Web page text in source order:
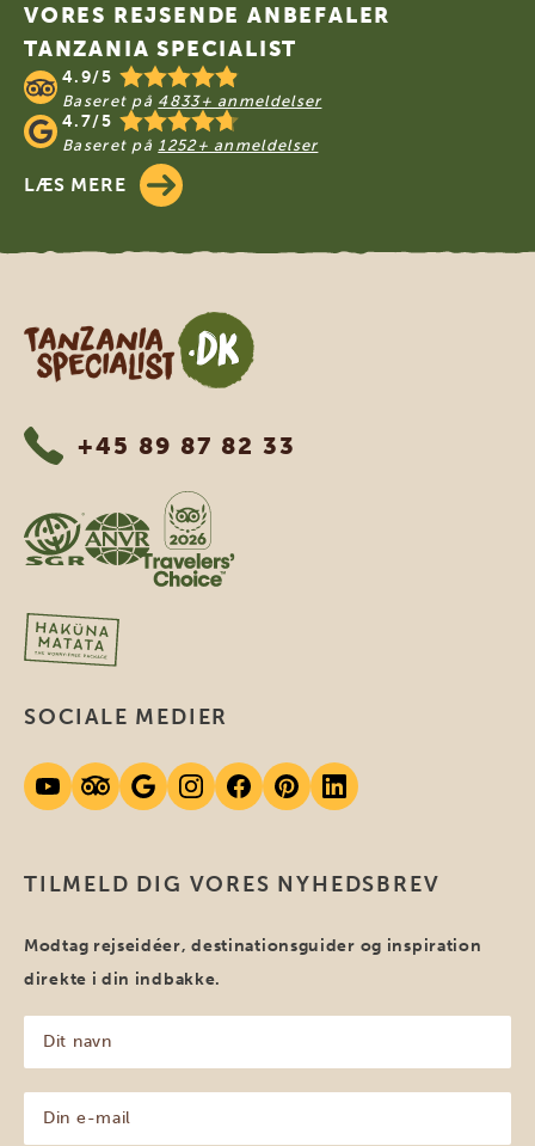
VORES REJSENDE ANBEFALER
TANZANIA SPECIALIST
4.9/5
Baseret på 4833+ anmeldelser
4.7/5
Baseret på 1252+ anmeldelser
LÆS MERE
Tanzania Specialist
+45 89 87 82 33
TILMELD DIG VORES NYHEDSBREV
Modtag rejseidéer, destinationsguider og inspiration
direkte i din indbakke.
navn
(Påkrævet)
SOCIALE MEDIER